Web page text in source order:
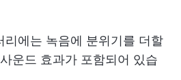
리에는 녹음에 분위기를 더할
운드 효과가 포함되어 있습